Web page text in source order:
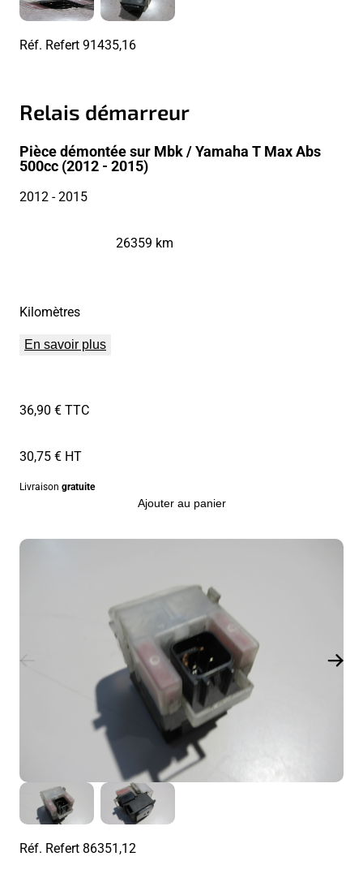
Réf. Refert91435,16
Relais démarreur
Pièce démontée sur Mbk / Yamaha T Max Abs
500cc (2012 - 2015)
2012- 2015
Kilomètres
26359 km
En savoir plus
36,90 € TTC
30,75 € HT
Livraison gratuite
Ajouter au panier
Réf. Refert 86351,12